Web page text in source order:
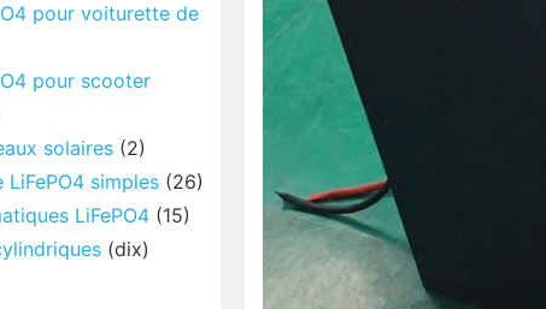
pour voiturette de
pour scooter
solaires (2)
simples (26)
LiFePO4 (15)
(dix)